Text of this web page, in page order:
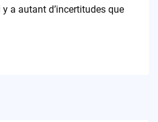
a autant d’incertitudes que